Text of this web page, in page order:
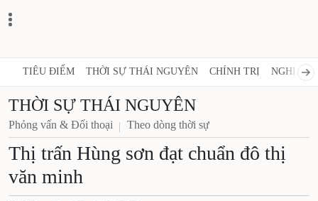
TIÊU ĐIỂM THỜI SỰ THÁI NGUYÊN CHÍNH TRỊ NGHỊ
THỜI SỰ THÁI NGUYÊN
Phỏng vấn & Đối thoại Theo dòng thời sự
​​​​​​​Thị trấn Hùng sơn đạt chuẩn đô thị
văn minh